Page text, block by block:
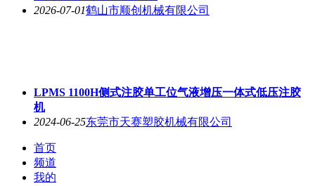
2026-07-01鹤山市顺创机械有限公司
LPMS 1100H侧式注胶单工位气液增压一体式低压注胶
机
2024-06-25东莞市天赛塑胶机械有限公司
首页
频道
我的